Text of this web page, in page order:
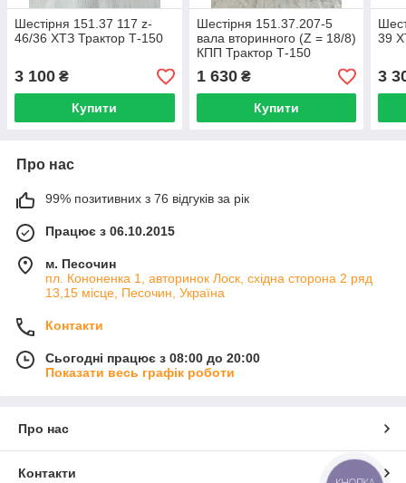
Шестірня 151.37 117 z-
46/36 ХТЗ Трактор Т-150
3 100 ₴
Купити
Шестірня 151.37.207-5
вала вторинного (Z = 18/8)
КПП Трактор Т-150
1 630₴
Купити
39
3
Про нас
99% позитивних з 76 відгуків за рік
Працює з 06.10.2015
м. Песочин
пл. Кононенка 1, авторинок Лоск, східна сторона 2 ряд
13,15 місце, Песочин, Україна
Контакти
Сьогодні працює з 08:00 до 20:00
Показати весь графік роботи
Про нас
Контакти